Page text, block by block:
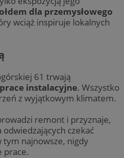
dla przemysłowego
wciąż inspiruje lokalnych
61 trwają
instalacyjne. Wszystko
z wyjątkowym klimatem.
remont i przyznaje,
czekać
tym najnowsze, nigdy
prace.